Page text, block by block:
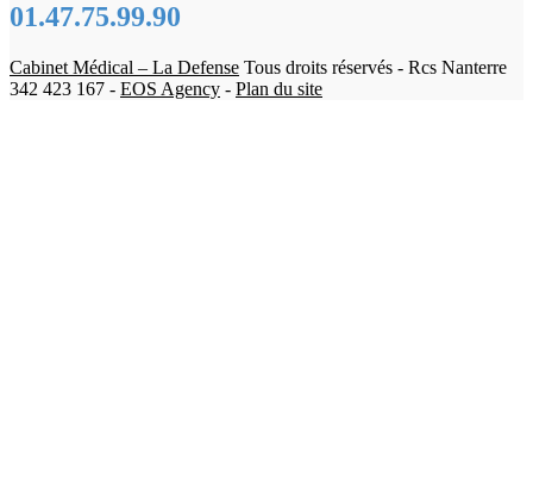
01.47.75.99.90
Cabinet Médical – La Defense Tous droits réservés - Rcs Nanterre
342 423 167 - EOS Agency - Plan du site